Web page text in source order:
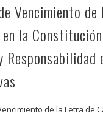
Vencimiento
la
Responsabilidad
de la Letra de